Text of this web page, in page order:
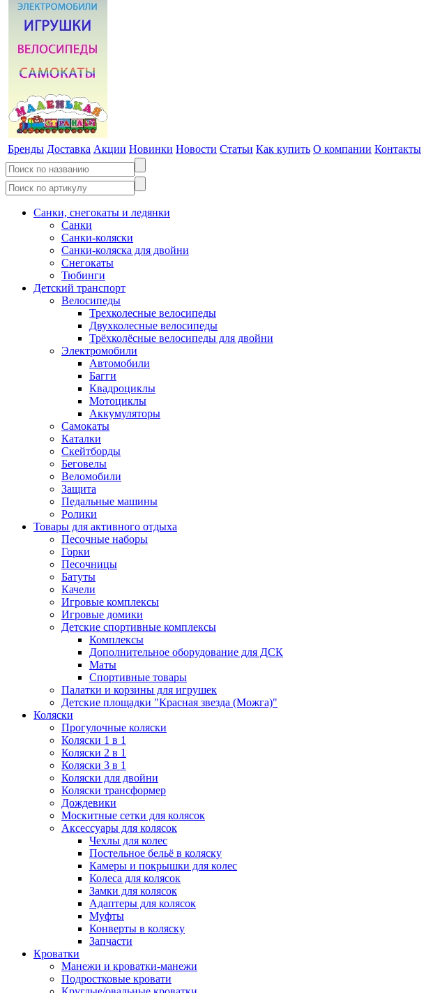
Бренды Доставка Акции Новинки Новости Статьи Как купить О компании Контакты
Санки, снегокаты и ледянки
Санки
Санки-коляски
Санки-коляска для двойни
Снегокаты
Тюбинги
Детский транспорт
Велосипеды
Трехколесные велосипеды
Двухколесные велосипеды
Трёхколёсные велосипеды для двойни
Электромобили
Автомобили
Багги
Квадроциклы
Мотоциклы
Аккумуляторы
Самокаты
Каталки
Скейтборды
Беговелы
Веломобили
Защита
Педальные машины
Ролики
Товары для активного отдыха
Песочные наборы
Горки
Песочницы
Батуты
Качели
Игровые комплексы
Игровые домики
Детские спортивные комплексы
Комплексы
Дополнительное оборудование для ДСК
Маты
Спортивные товары
Палатки и корзины для игрушек
Детские площадки "Красная звезда (Можга)"
Коляски
Прогулочные коляски
Коляски 1 в 1
Коляски 2 в 1
Коляски 3 в 1
Коляски для двойни
Коляски трансформер
Дождевики
Москитные сетки для колясок
Аксессуары для колясок
Чехлы для колес
Постельное бельё в коляску
Камеры и покрышки для колес
Колеса для колясок
Замки для колясок
Адаптеры для колясок
Муфты
Конверты в коляску
Запчасти
Кроватки
Манежи и кроватки-манежи
Подростковые кровати